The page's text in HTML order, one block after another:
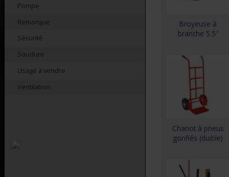
Pompe
Remorque
Sécurité
Soudure
Usagé à vendre
Ventilation
Broyeuse à
branche 5.5″
Chariot à pneus
gonflés (diable)